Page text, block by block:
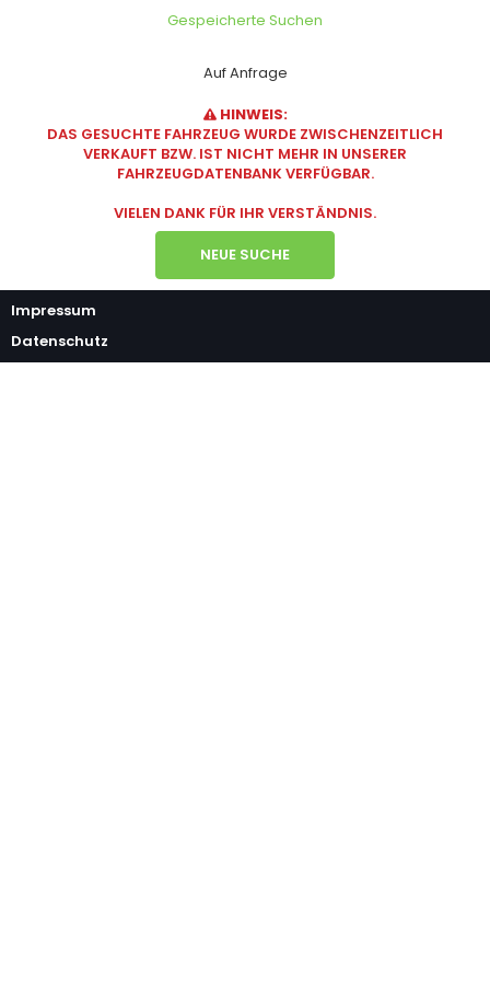
Gespeicherte Suchen
Auf Anfrage
HINWEIS:
DAS GESUCHTE FAHRZEUG WURDE ZWISCHENZEITLICH
VERKAUFT BZW. IST NICHT MEHR IN UNSERER
FAHRZEUGDATENBANK VERFÜGBAR.
VIELEN DANK FÜR IHR VERSTÄNDNIS.
NEUE SUCHE
Impressum
Datenschutz